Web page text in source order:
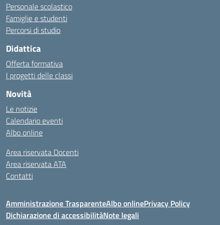
Personale scolastico
Famiglie e studenti
Percorsi di studio
Didattica
Offerta formativa
I progetti delle classi
Novità
Le notizie
Calendario eventi
Albo online
Area riservata Docenti
Area riservata ATA
Contatti
Amministrazione TrasparenteAlbo onlinePrivacy Policy
Dichiarazione di accessibilitàNote legali